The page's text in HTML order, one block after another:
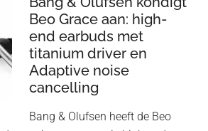
ook
in
‘lossless’
kwaliteit
Beo Grace aan: high-
end earbuds met
titanium driver en
Adaptive noise
cancelling
Bang & Olufsen heeft de Beo